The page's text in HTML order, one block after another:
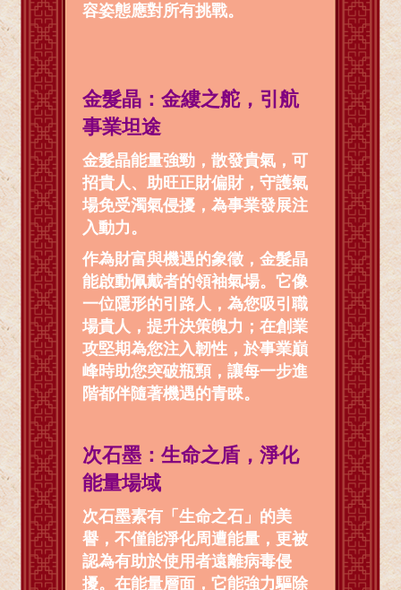
容姿態應對所有挑戰。
金髮晶：金縷之舵，引航
事業坦途
金髮晶能量強勁，散發貴氣，可
招貴人、助旺正財偏財，守護氣
場免受濁氣侵擾，為事業發展注
入動力。
作為財富與機遇的象徵，金髮晶
能啟動佩戴者的領袖氣場。它像
一位隱形的引路人，為您吸引職
場貴人，提升決策魄力；在創業
攻堅期為您注入韌性，於事業巔
峰時助您突破瓶頸，讓每一步進
階都伴隨著機遇的青睞。
次石墨：生命之盾，淨化
能量場域
次石墨素有「生命之石」的美
譽，不僅能淨化周遭能量，更被
認為有助於使用者遠離病毒侵
擾。在能量層面，它能強力驅除